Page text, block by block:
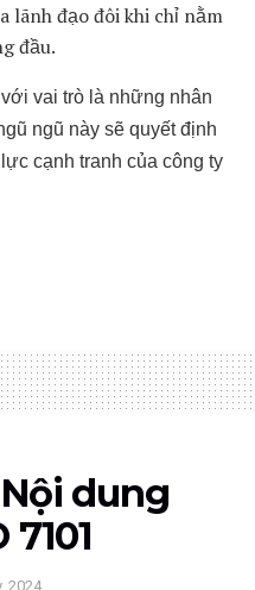
lãnh đạo đôi khi chỉ nằm
đầu.
vai trò là những nhân
ngũ này sẽ quyết định
cạnh tranh của công ty
Nội dung
2024